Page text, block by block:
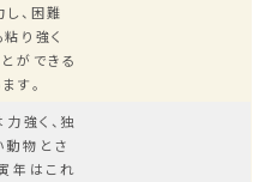
、困難
り強く
ができる
す。
力強く、独
動物とさ
年はこれ